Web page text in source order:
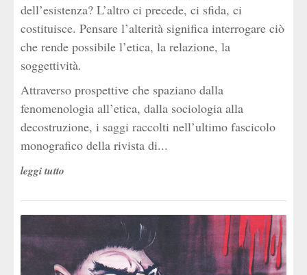
dell’esistenza? L’altro ci precede, ci sfida, ci
costituisce. Pensare l’alterità significa interrogare ciò
che rende possibile l’etica, la relazione, la
soggettività.
Attraverso prospettive che spaziano dalla
fenomenologia all’etica, dalla sociologia alla
decostruzione, i saggi raccolti nell’ultimo fascicolo
monografico della rivista di...
leggi tutto